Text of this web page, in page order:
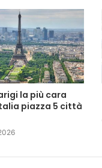
la più cara
piazza 5 città